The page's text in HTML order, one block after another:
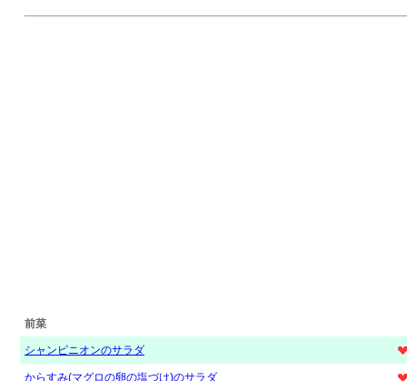
前菜
シャンピニオンのサラダ
からすみ(マグロの卵の塩づけ)のサラダ